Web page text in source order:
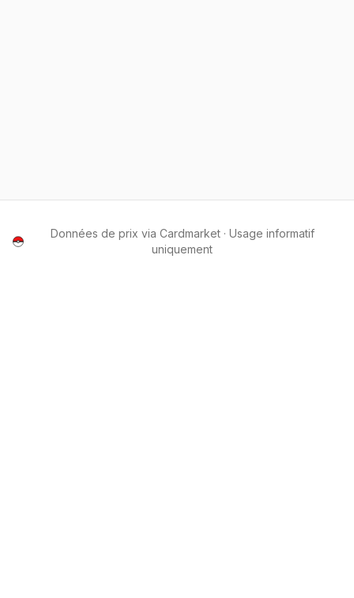
Données de prix via Cardmarket · Usage informatif
uniquement